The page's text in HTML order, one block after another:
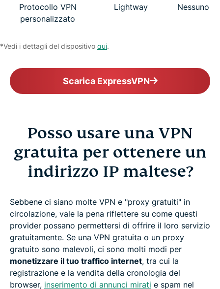
Protocollo VPN
personalizzato
Lightway Nessuno
*Vedi i dettagli del dispositivo qui.
Scarica ExpressVPN
Posso usare una VPN
gratuita per ottenere un
indirizzo IP maltese?
Sebbene ci siano molte VPN e "proxy gratuiti" in
circolazione, vale la pena riflettere su come questi
provider possano permettersi di offrire il loro servizio
gratuitamente. Se una VPN gratuita o un proxy
gratuito sono malevoli, ci sono molti modi per
monetizzare il tuo traffico internet, tra cui la
registrazione e la vendita della cronologia del
browser, inserimento di annunci mirati e spam nel